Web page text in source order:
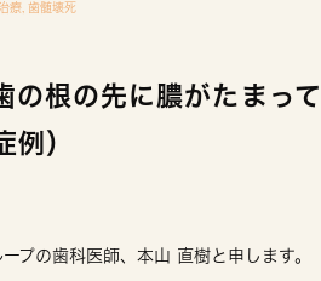
療 歯髄壊死
の根の先に膿がたまっ
例）
プの歯科医師、本山 直樹と申します。